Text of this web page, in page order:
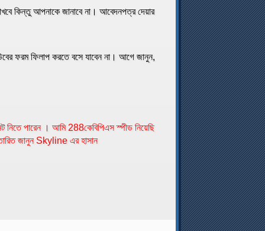
কিন্তু আপনাকে জানাবে না। আবেদনপত্র দেয়ার
ফরম ফিলাপ করতে বসে যাবেন না। আগে জানুন,
নিতে পারেন । আমি 288কেবিপিএস স্পীড নিয়েছি
জানুন Skyline এর হাসান